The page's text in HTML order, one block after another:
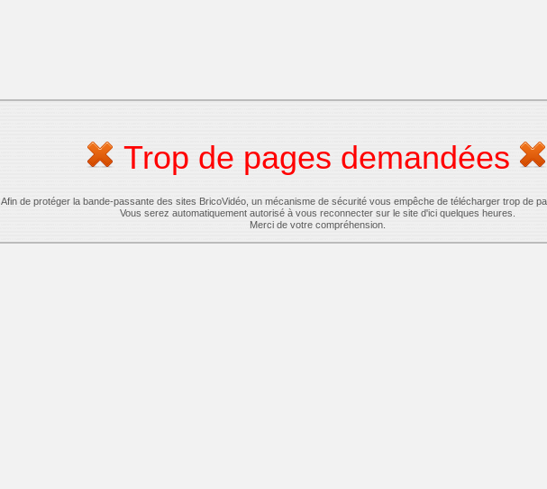
Trop de pages demandées
Afin de protéger la bande-passante des sites BricoVidéo, un mécanisme de sécurité vous empêche de télécharger trop de
Vous serez automatiquement autorisé à vous reconnecter sur le site d'ici quelques heures.
Merci de votre compréhension.